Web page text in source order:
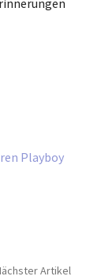
Playboy
Artikel